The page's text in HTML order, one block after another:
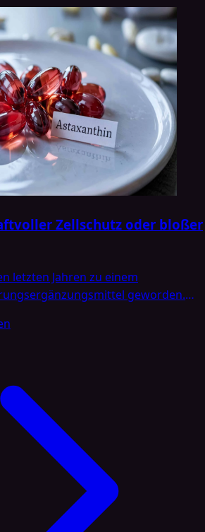
Zellschutz oder bloßer
letzten Jahren zu einem
geworden.
gesundheitsfördernden
Kurs. Auch die Nachfrage in Online-
steigt kontinuierlich. Dies wirft die
diesem Trend steckt und ob die
[…]